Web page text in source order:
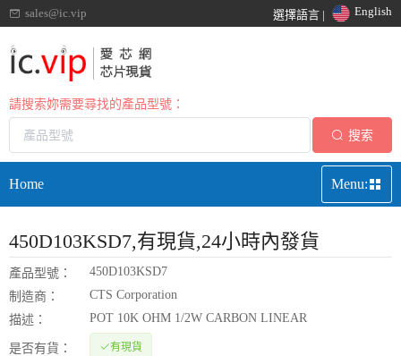
sales@ic.vip 選擇語言 | English
請搜索妳需要尋找的產品型號：
搜索
Home Menu:
450D103KSD7,有現貨,24小時內發貨
產品型號：
450D103KSD7
制造商：
CTS Corporation
描述：
POT 10K OHM 1/2W CARBON LINEAR
是否有貨： 有現貨